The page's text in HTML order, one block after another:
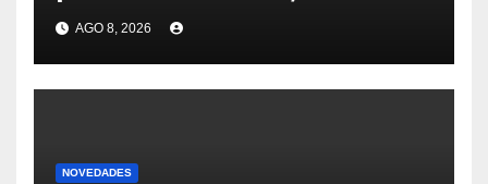
busca cerrar la inversión por
un nuevo aserradero
AGO 8, 2026
NOVEDADES